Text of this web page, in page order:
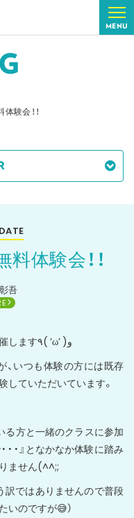
MENU
験会！！
体験会！！
吾
来年の１月１９日（日）無料体験会を開催します٩( ‘ω’ )و
、いつも体験の方には既存
していただいています。
る方と一緒のクラスに参加
・』となかなか体験に踏み
ません(^^;;
訳ではありませんので普段
いのですが😅）